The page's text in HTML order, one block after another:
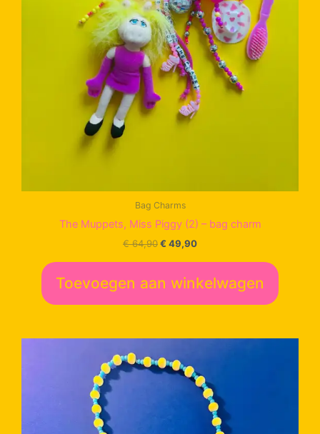
Bag Charms
The Muppets, Miss Piggy (2) – bag charm
€64,90Oorspronkelijke
€ 64,90.
€ 49,90Huidige
€ 49,90.
Toevoegen aan winkelwagen